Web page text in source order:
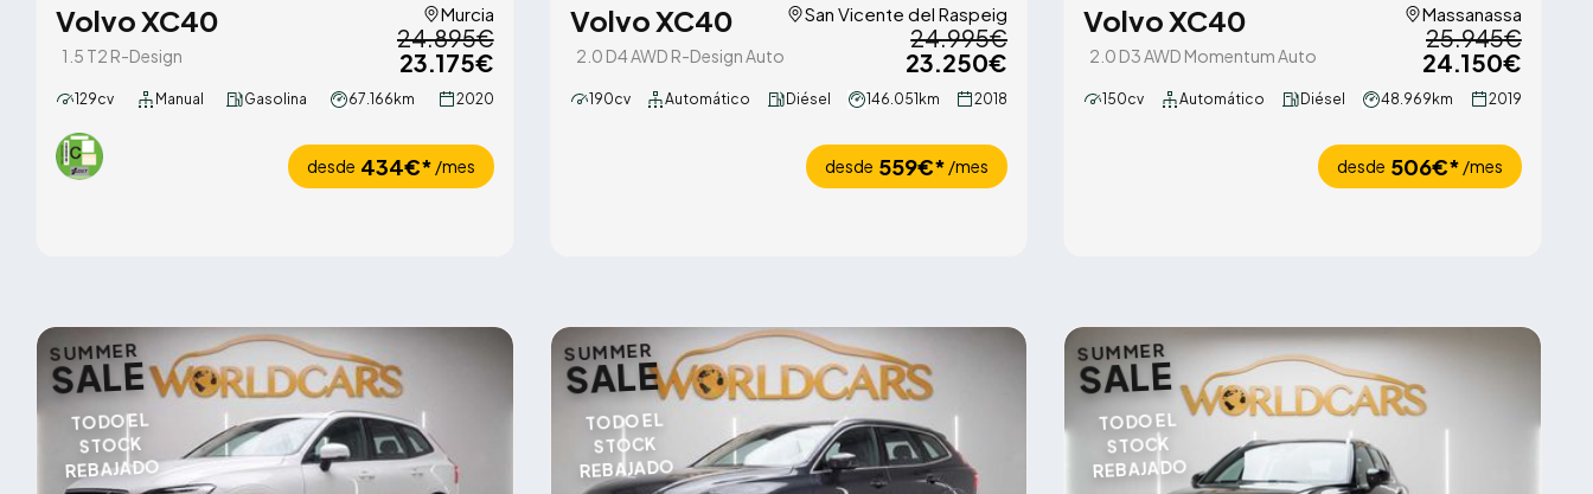
Volvo XC40
1.5 T2 R-Design
Murcia
24.895€
23.175€
129cv Manual Gasolina 67.166km 2020
desde 434€* /mes
Volvo XC40
2.0 D4 AWD R-Design Auto
San Vicente del Raspeig
24.995€
23.250€
190cv Automático Diésel 146.051km 2018
desde 559€* /mes
Volvo XC40
2.0 D3 AWD Momentum Auto
Massanassa
25.945€
24.150€
150cv Automático Diésel 48.969km 2019
desde 506€* /mes
SUMMER
SALE
TODO EL
STOCK
REBAJADO
SUMMER
SALE
TODO EL
STOCK
REBAJADO
SUMMER
SALE
TODO EL
STOCK
REBAJADO